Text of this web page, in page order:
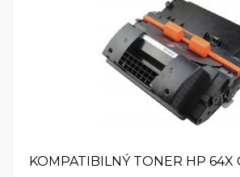
KOMPATIBILNÝ TONER HP 64X